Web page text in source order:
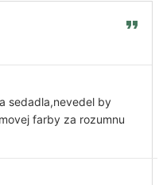
sedadla,nevedel by
farby za rozumnu